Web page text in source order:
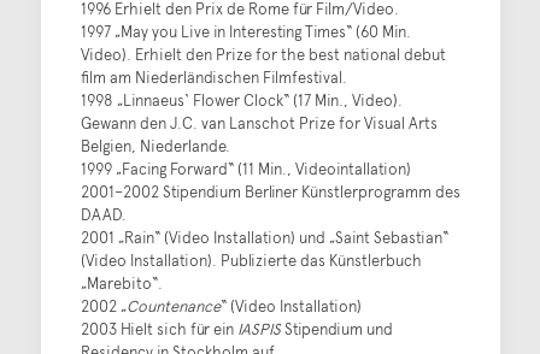
1996 Erhielt den Prix de Rome für Film/Video.
1997 „May you Live in Interesting Times“ (60 Min.
Video). Erhielt den Prize for the best national debut
film am Niederländischen Filmfestival.
1998 „Linnaeus‘ Flower Clock“ (17 Min., Video).
Gewann den J.C. van Lanschot Prize for Visual Arts
Belgien, Niederlande.
1999 „Facing Forward“ (11 Min., Videointallation)
2001–2002 Stipendium Berliner Künstlerprogramm des
DAAD.
2001 „Rain“ (Video Installation) und „Saint Sebastian“
(Video Installation). Publizierte das Künstlerbuch
„Marebito“.
2002 „Countenance“ (Video Installation)
2003 Hielt sich für ein IASPISStipendium und